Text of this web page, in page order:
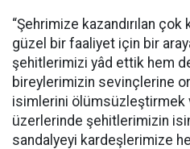
“Şehrimize kazandırılan çok
güzel bir faaliyet için bir
şehitlerimizi yâd ettik hem
bireylerimizin sevinçlerine
isimlerini ölümsüzleştirmek
üzerlerinde şehitlerimizin
sandalyeyi kardeşlerimize